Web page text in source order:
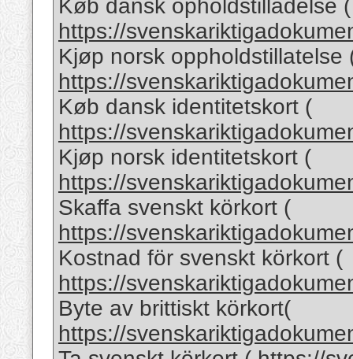
Køb dansk opholdstilladelse (
https://
Kjøp norsk oppholdstillatelse
https://
Køb dansk identitetskort (
https://
Kjøp norsk identitetskort (
https://
Skaffa svenskt körkort (
https://
Kostnad för svenskt körkort (
https://
Byte av brittiskt körkort(
https://